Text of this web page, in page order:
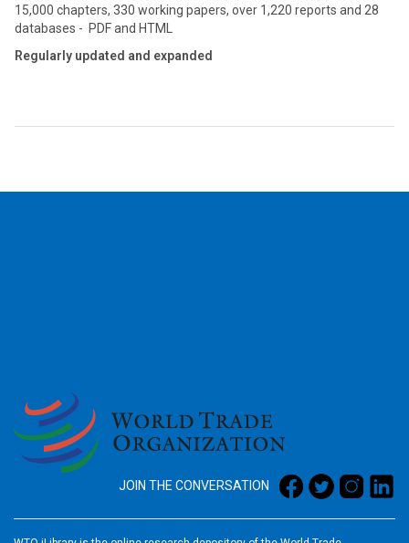
15,000 chapters, 330 working papers, over 1,220 reports and 28
databases - PDF and HTML
Regularly updated and expanded
JOIN THE CONVERSATION